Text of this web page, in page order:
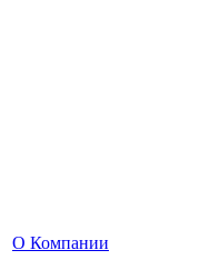
О Компании